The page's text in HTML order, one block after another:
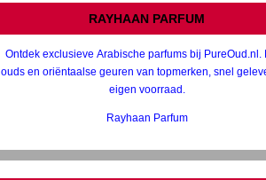
RAYHAAN PARFUM
Ontdek exclusieve Arabische parfums bij PureOud.nl.
ouds en oriëntaalse geuren van topmerken, snel
eigen voorraad.
Rayhaan Parfum